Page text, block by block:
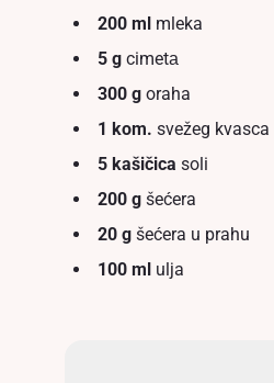
200 mlmleka
5 gcimetа
300 goraha
1 kom. svežeg kvasca
5 kašičica soli
200 gšećera
20 gšećera u prahu
100 mlulja